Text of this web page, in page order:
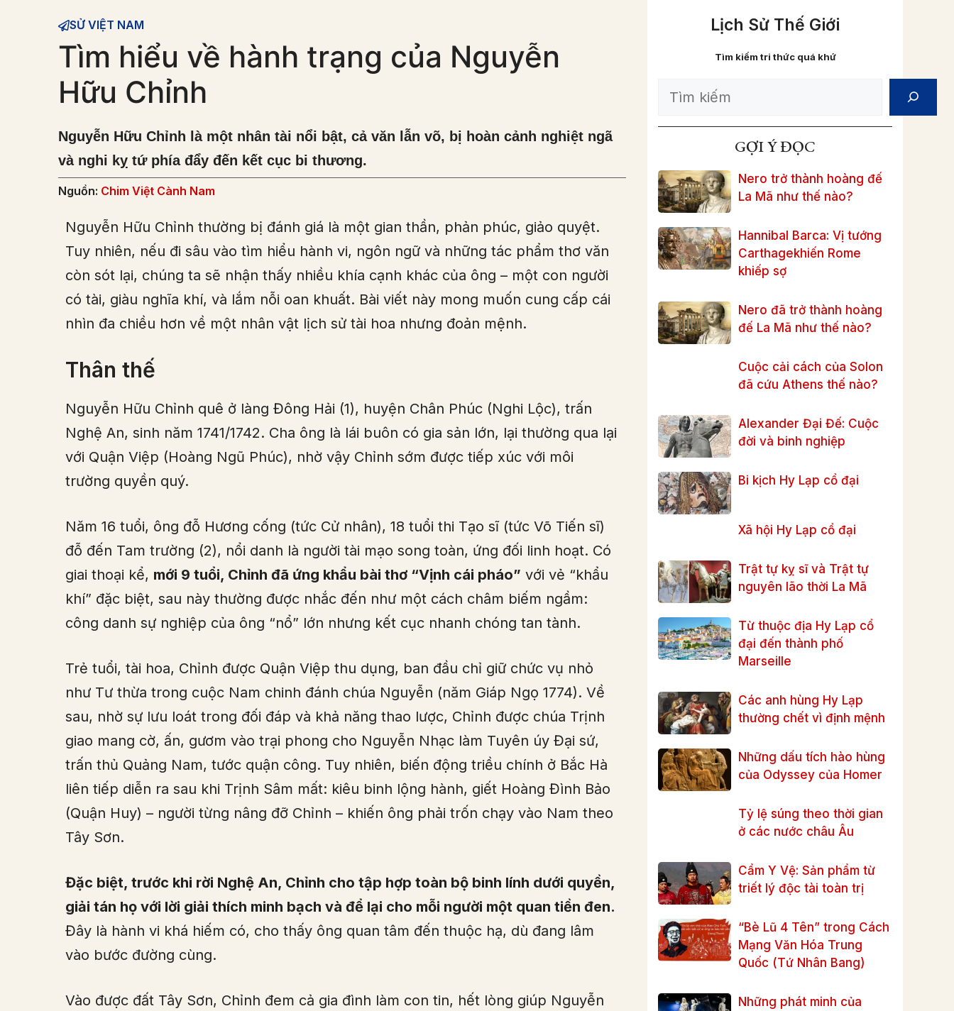
SỬ VIỆT NAM
Tìm hiểu về hành trạng của Nguyễn
Hữu Chỉnh
Nguyễn Hữu Chỉnh là một nhân tài nổi bật, cả văn lẫn võ, bị hoàn cảnh nghiệt ngã
và nghi kỵ tứ phía đẩy đến kết cục bi thương.
Nguồn: Chim Việt Cành Nam
Nguyễn Hữu Chỉnh thường bị đánh giá là một gian thần, phản phúc, giảo quyệt.
Tuy nhiên, nếu đi sâu vào tìm hiểu hành vi, ngôn ngữ và những tác phẩm thơ văn
còn sót lại, chúng ta sẽ nhận thấy nhiều khía cạnh khác của ông – một con người
có tài, giàu nghĩa khí, và lắm nỗi oan khuất. Bài viết này mong muốn cung cấp cái
nhìn đa chiều hơn về một nhân vật lịch sử tài hoa nhưng đoản mệnh.
Thân thế
Nguyễn Hữu Chỉnh quê ở làng Đông Hải (1), huyện Chân Phúc (Nghi Lộc), trấn
Nghệ An, sinh năm 1741/1742. Cha ông là lái buôn có gia sản lớn, lại thường qua lại
với Quận Việp (Hoàng Ngũ Phúc), nhờ vậy Chỉnh sớm được tiếp xúc với môi
trường quyền quý.
Năm 16 tuổi, ông đỗ Hương cống (tức Cử nhân), 18 tuổi thi Tạo sĩ (tức Võ Tiến sĩ)
đỗ đến Tam trường (2), nổi danh là người tài mạo song toàn, ứng đối linh hoạt. Có
giai thoại kể, mới 9 tuổi, Chỉnh đã ứng khẩu bài thơ “Vịnh cái pháo” với vẻ “khẩu
khí” đặc biệt, sau này thường được nhắc đến như một cách châm biếm ngầm:
công danh sự nghiệp của ông “nổ” lớn nhưng kết cục nhanh chóng tan tành.
Trẻ tuổi, tài hoa, Chỉnh được Quận Việp thu dụng, ban đầu chỉ giữ chức vụ nhỏ
như Tư thừa trong cuộc Nam chinh đánh chúa Nguyễn (năm Giáp Ngọ 1774). Về
sau, nhờ sự lưu loát trong đối đáp và khả năng thao lược, Chỉnh được chúa Trịnh
giao mang cờ, ấn, gươm vào trại phong cho Nguyễn Nhạc làm Tuyên úy Đại sứ,
trấn thủ Quảng Nam, tước quận công. Tuy nhiên, biến động triều chính ở Bắc Hà
liên tiếp diễn ra sau khi Trịnh Sâm mất: kiêu binh lộng hành, giết Hoàng Đình Bảo
(Quận Huy) – người từng nâng đỡ Chỉnh – khiến ông phải trốn chạy vào Nam theo
Tây Sơn.
Đặc biệt, trước khi rời Nghệ An, Chỉnh cho tập hợp toàn bộ binh lính dưới quyền,
giải tán họ với lời giải thích minh bạch và để lại cho mỗi người một quan tiền đen.
Đây là hành vi khá hiếm có, cho thấy ông quan tâm đến thuộc hạ, dù đang lâm
vào bước đường cùng.
Vào được đất Tây Sơn, Chỉnh đem cả gia đình làm con tin, hết lòng giúp Nguyễn
Lịch Sử Thế Giới
Tìm kiếm tri thức quá khứ
Search
GỢI Ý ĐỌC
Nero trở thành hoàng đế
La Mã như thế nào?
Hannibal Barca: Vị tướng
Carthagekhiến Rome
khiếp sợ
Nero đã trở thành hoàng
đế La Mã như thế nào?
Cuộc cải cách của Solon
đã cứu Athens thế nào?
Alexander Đại Đế: Cuộc
đời và binh nghiệp
Bi kịch Hy Lạp cổ đại
Xã hội Hy Lạp cổ đại
Trật tự kỵ sĩ và Trật tự
nguyên lão thời La Mã
Từ thuộc địa Hy Lạp cổ
đại đến thành phố
Marseille
Các anh hùng Hy Lạp
thường chết vì định mệnh
Những dấu tích hào hùng
của Odyssey của Homer
Tỷ lệ súng theo thời gian
ở các nước châu Âu
Cẩm Y Vệ: Sản phẩm từ
triết lý độc tài toàn trị
“Bè Lũ 4 Tên” trong Cách
Mạng Văn Hóa Trung
Quốc (Tứ Nhân Bang)
Những phát minh của